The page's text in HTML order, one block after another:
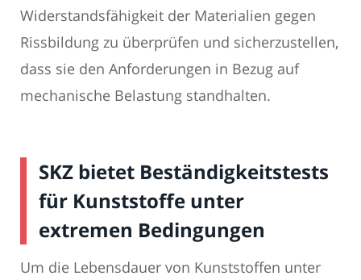
Widerstandsfähigkeit der Materialien gegen
Rissbildung zu überprüfen und sicherzustellen,
dass sie den Anforderungen in Bezug auf
mechanische Belastung standhalten.
SKZ bietet Beständigkeitstests
für Kunststoffe unter
extremen Bedingungen
Um die Lebensdauer von Kunststoffen unter